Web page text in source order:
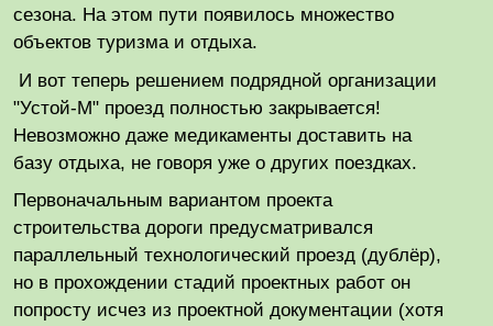
сезона. На этом пути появилось множество
объектов туризма и отдыха.
И вот теперь решением подрядной организации
"Устой-М" проезд полностью закрывается!
Невозможно даже медикаменты доставить на
базу отдыха, не говоря уже о других поездках.
Первоначальным вариантом проекта
строительства дороги предусматривался
параллельный технологический проезд (дублёр),
но в прохождении стадий проектных работ он
попросту исчез из проектной документации (хотя